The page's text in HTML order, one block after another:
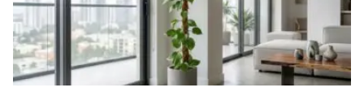
in Endocrinology, Diabetes and Obesity,22(5), 392-401.
https://pubmed.ncbi.nlm.nih.gov/26313901/
Luo, J., Hendryx, M., Dinh, P., & He, K. (2017). Association
of iodine and iron with thyroid function.Biological Trace